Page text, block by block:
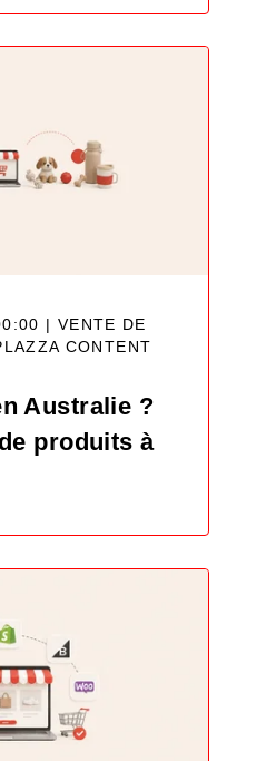
| VENTE DE
CONTENT
Australie ?
produits à